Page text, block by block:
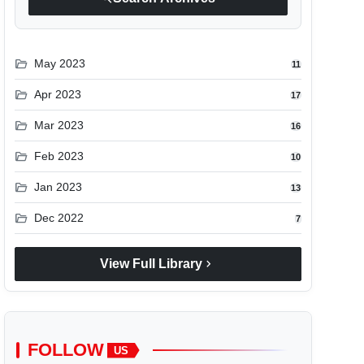
folder_open May 2023 11
folder_open Apr 2023 17
folder_open Mar 2023 16
folder_open Feb 2023 10
folder_open Jan 2023 13
folder_open Dec 2022 7
View Full Library chevron_right
FOLLOW US